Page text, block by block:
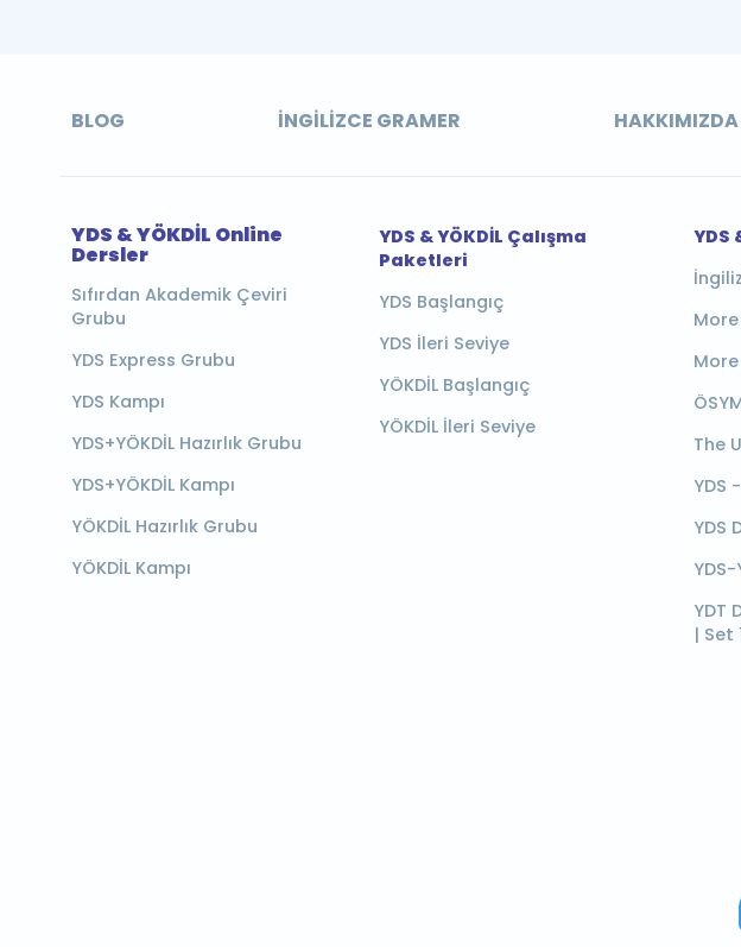
BLOG İNGILIZCE GRAMER HAKKIMIZDA
YDS & YÖKDİL Online
Dersler
Sıfırdan Akademik Çeviri
Grubu
YDS Express Grubu
YDS Kampı
YDS+YÖKDİL Hazırlık Grubu
YDS+YÖKDİL Kampı
YÖKDİL Hazırlık Grubu
YÖKDİL Kampı
YDS & YÖKDİL Çalışma
Paketleri
YDS Başlangıç
YDS İleri Seviye
YÖKDİL Başlangıç
YÖKDİL İleri Seviye
YDS
The
YDS
YDS
YDT
| Set